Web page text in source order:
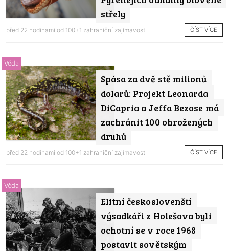
střely
před 22 hodinami od 100+1 zahraniční zajímavost ČÍST VÍCE
Spása za dvě stě milionů
dolarů: Projekt Leonarda
DiCapria a Jeffa Bezose má
zachránit 100 ohrožených
druhů
Věda
před 22 hodinami od 100+1 zahraniční zajímavost ČÍST VÍCE
Elitní českoslovenští
výsadkáři z Holešova byli
ochotní se v roce 1968
postavit sovětským
Věda